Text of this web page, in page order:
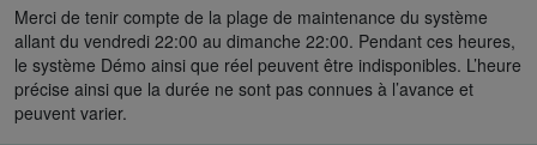
Merci de tenir compte de la plage de maintenance du système
allant du vendredi 22:00 au dimanche 22:00. Pendant ces heures,
le système Démo ainsi que réel peuvent être indisponibles. L’heure
précise ainsi que la durée ne sont pas connues à l’avance et
peuvent varier.